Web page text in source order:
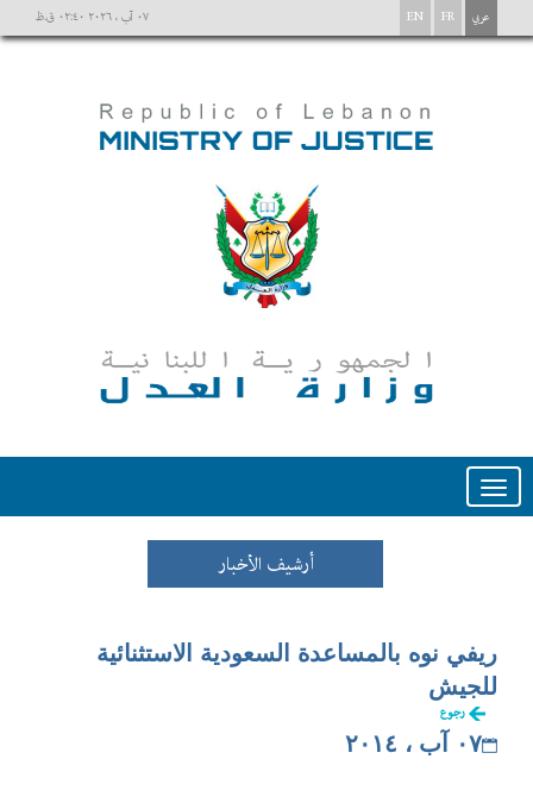
٠٧ آب ، ٢٠٢٦ ٠٢:٤٠ ق.ظ EN FR عربي
Toggle
أرشيف الأخبار
ريفي نوه بالمساعدة السعودية الاستثنائية
للجيش
رجوع
٠٧ آب ، ٢٠١٤